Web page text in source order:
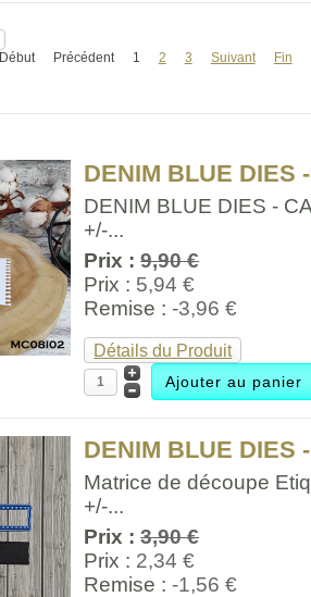
Début
Précédent 1 2 3 Suivant Fin
DENIM BLUE DIES
DENIM BLUE DIES -
+/-...
Prix :9,90 €
Prix : 5,94 €
Remise :-3,96 €
Détails du Produit
DENIM BLUE DIES
Matrice de découpe
+/-...
Prix :3,90 €
Prix : 2,34 €
Remise :-1,56 €